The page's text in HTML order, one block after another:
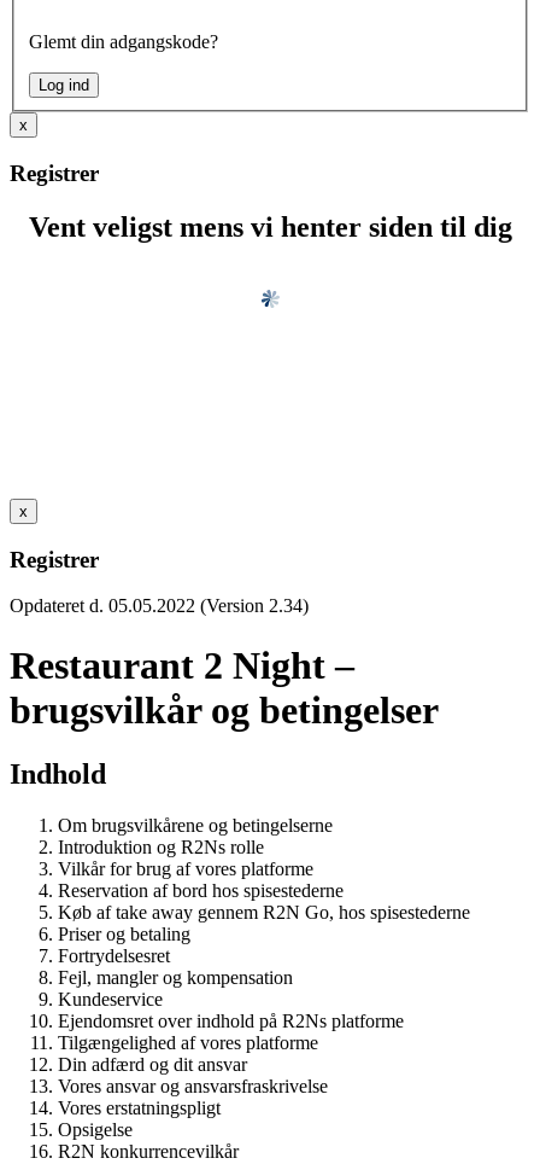
Glemt din adgangskode?
x
Registrer
Vent veligst mens vi henter siden til dig
x
Registrer
Opdateret d. 05.05.2022 (Version 2.34)
Restaurant 2 Night –
brugsvilkår og betingelser
Indhold
Om brugsvilkårene og betingelserne
Introduktion og R2Ns rolle
Vilkår for brug af vores platforme
Reservation af bord hos spisestederne
Køb af take away gennem R2N Go, hos spisestederne
Priser og betaling
Fortrydelsesret
Fejl, mangler og kompensation
Kundeservice
Ejendomsret over indhold på R2Ns platforme
Tilgængelighed af vores platforme
Din adfærd og dit ansvar
Vores ansvar og ansvarsfraskrivelse
Vores erstatningspligt
Opsigelse
R2N konkurrencevilkår